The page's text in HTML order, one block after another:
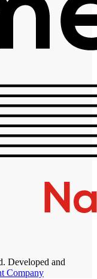
Developed and
Company